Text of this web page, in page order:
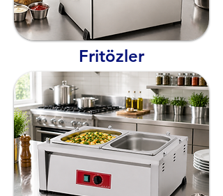
Fritözler